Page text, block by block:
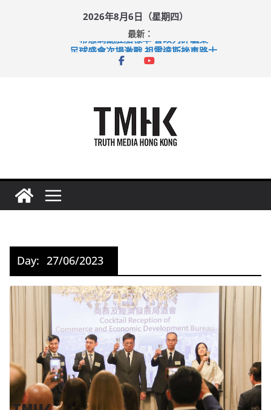
2026年8月6日（星期四）
最新：
希愈調亂胚胎樣本 警改列詐騙案
足球盛會次場激戰 祖雲達斯挫車路士
上半年純利大增七成 國泰：下半年油價續波動
Day: 27/06/2023